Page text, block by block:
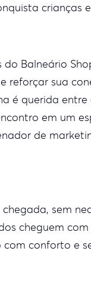
crianças
Balneário
reforçar sua
é querida
em um
de
sem
cheguem
conforto e